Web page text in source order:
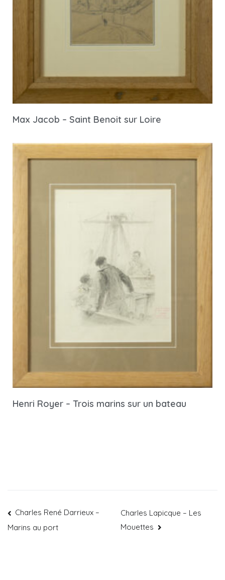
Max Jacob – Saint Benoit sur Loire
Henri Royer – Trois marins sur un bateau
Charles René Darrieux –
Marins au port
Charles Lapicque – Les
Mouettes